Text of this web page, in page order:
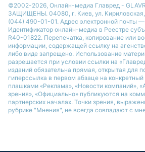
©2002-2026, Онлайн-медиа Главред -
ЗАЩИЩЕНЫ. 04080, г. Киев, ул.
(044) 490-01-01. Адрес электронной почты
Идентификатор онлайн-медиа в Реестре
R40-01822. Перепечатка, копирование или
информации, содержащей ссылку на
либо виде запрещено. Использование
разрешается при условии ссылки на
изданий обязательна прямая, открытая для
гиперссылка в первом абзаце на
плашками «Реклама», «Новости компаний»,
зрения», «Официально» публикуются на
партнерских началах. Точки зрения,
рубрике "Мнения", не всегда совпадают с